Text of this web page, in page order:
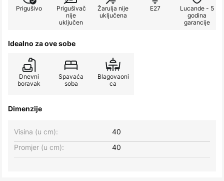
Prigušivo
Prigušivač
nije
uključen
Žarulja nije
uključena
E27
Lucande - 5
godina
garancije
Idealno za ove sobe
Dnevni
boravak
Spavaća
soba
Blagovaoni
ca
Dimenzije
Visina (u cm):
40
Promjer (u cm):
40